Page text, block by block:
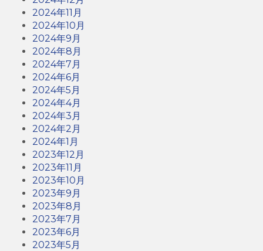
2024年11月
2024年10月
2024年9月
2024年8月
2024年7月
2024年6月
2024年5月
2024年4月
2024年3月
2024年2月
2024年1月
2023年12月
2023年11月
2023年10月
2023年9月
2023年8月
2023年7月
2023年6月
2023年5月